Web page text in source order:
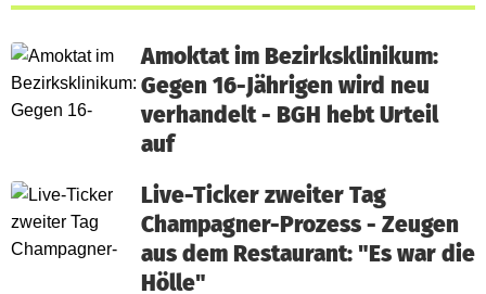
Amoktat im Bezirksklinikum:
Gegen 16-Jährigen wird neu
verhandelt - BGH hebt Urteil
auf
Live-Ticker zweiter Tag
Champagner-Prozess - Zeugen
aus dem Restaurant: "Es war die
Hölle"